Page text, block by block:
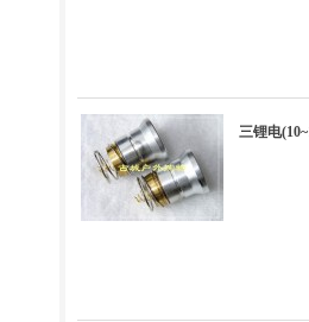
三锂电